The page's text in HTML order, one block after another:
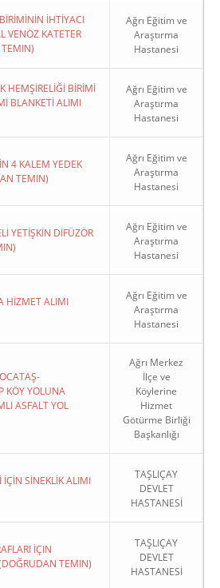
İHTİYACI
VENÖZ KATETER
Ağrı Eğitim ve
Araştırma
Hastanesi
HEMŞİRELİĞİ BİRİMİ
BLANKETİ ALIMI
Ağrı Eğitim ve
Araştırma
Hastanesi
4 KALEM YEDEK
TEMIN)
Ağrı Eğitim ve
Araştırma
Hastanesi
YETİŞKİN DİFÜZÖR
Ağrı Eğitim ve
Araştırma
Hastanesi
HİZMET ALIMI
Ağrı Eğitim ve
Araştırma
Hastanesi
KÖY YOLUNA
ASFALT YOL
Ağrı Merkez
İlçe ve
Köylerine
Hizmet
Götürme Birliği
Başkanlığı
İÇİN SİNEKLİK ALIMI
TAŞLIÇAY
DEVLET
HASTANESİ
İÇIN
TEMIN)
TAŞLIÇAY
DEVLET
HASTANESİ